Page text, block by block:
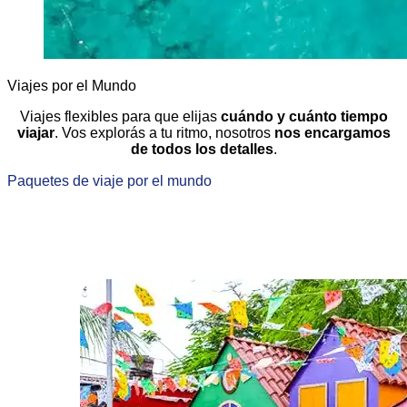
Viajes por el Mundo
Viajes flexibles para que elijas cuándo y cuánto tiempo
viajar. Vos explorás a tu ritmo, nosotros nos encargamos
de todos los detalles.
Paquetes de viaje por el mundo